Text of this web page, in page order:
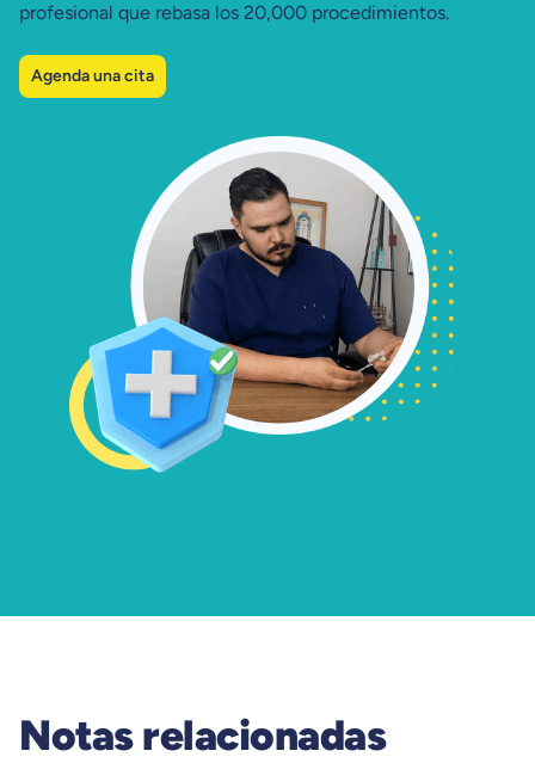
profesional que rebasa los 20,000 procedimientos.
Agenda una cita
Notas relacionadas